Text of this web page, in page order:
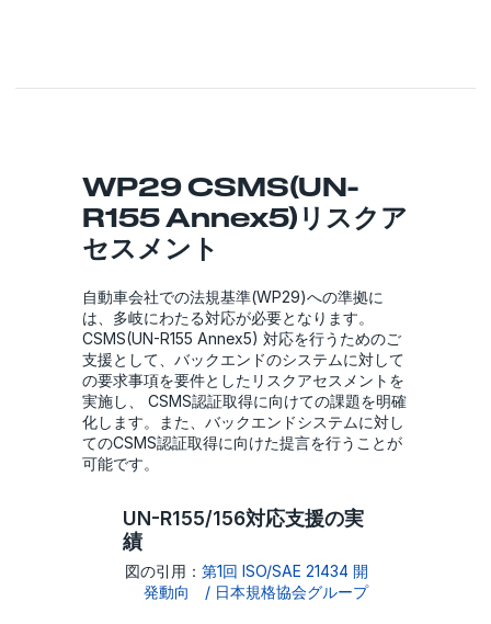
WP29 CSMS(UN-
R155 Annex5)リスクア
セスメント
自動車会社での法規基準(WP29)への準拠に
は、多岐にわたる対応が必要となります。
CSMS(UN-R155 Annex5) 対応を行うためのご
支援として、バックエンドのシステムに対して
の要求事項を要件としたリスクアセスメントを
実施し、 CSMS認証取得に向けての課題を明確
化します。また、バックエンドシステムに対し
てのCSMS認証取得に向けた提言を行うことが
可能です。
UN-R155/156対応支援の実
績
図の引用： 第1回 ISO/SAE 21434 開
発動向 / 日本規格協会グループ